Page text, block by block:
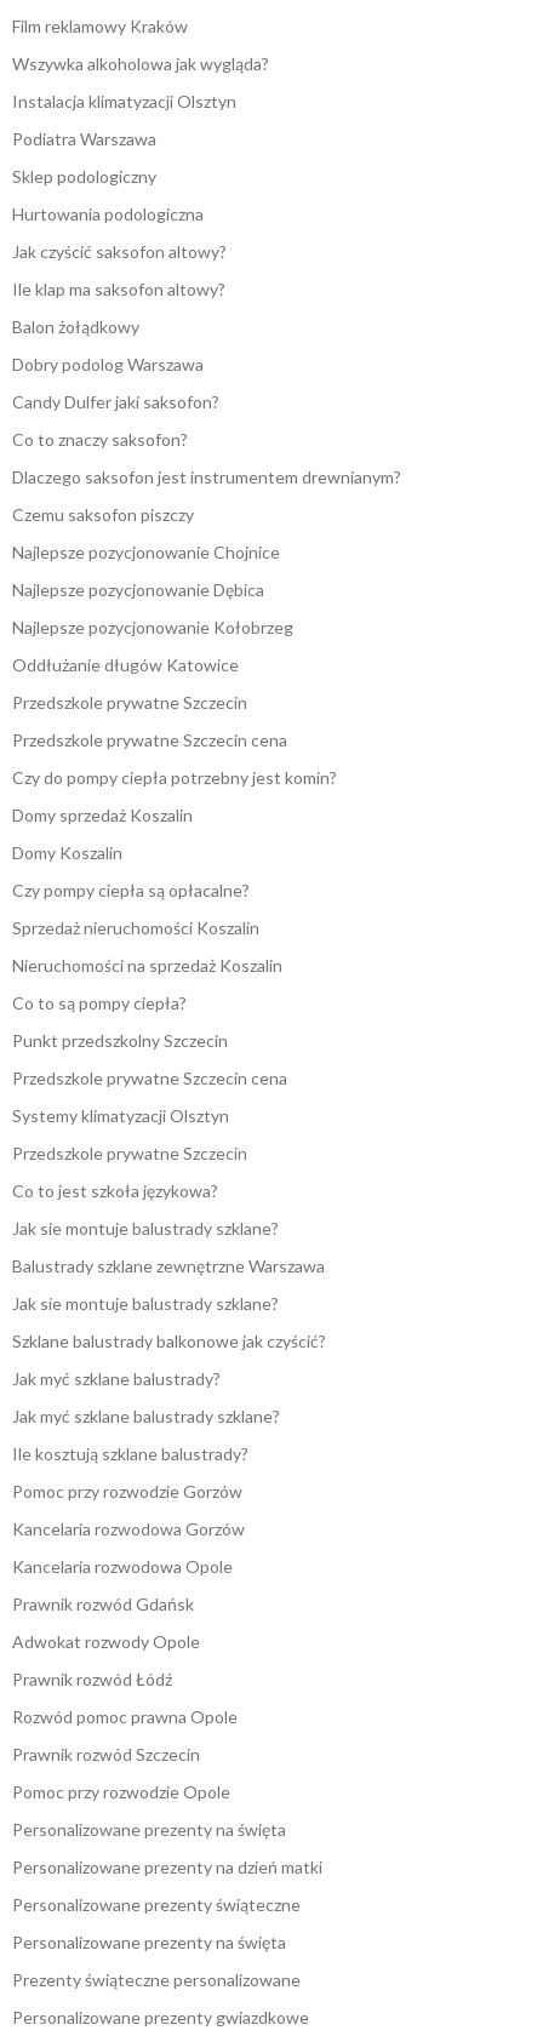
Film reklamowy Kraków
Wszywka alkoholowa jak wygląda?
Instalacja klimatyzacji Olsztyn
Podiatra Warszawa
Sklep podologiczny
Hurtowania podologiczna
Jak czyścić saksofon altowy?
Ile klap ma saksofon altowy?
Balon żołądkowy
Dobry podolog Warszawa
Candy Dulfer jaki saksofon?
Co to znaczy saksofon?
Dlaczego saksofon jest instrumentem drewnianym?
Czemu saksofon piszczy
Najlepsze pozycjonowanie Chojnice
Najlepsze pozycjonowanie Dębica
Najlepsze pozycjonowanie Kołobrzeg
Oddłużanie długów Katowice
Przedszkole prywatne Szczecin
Przedszkole prywatne Szczecin cena
Czy do pompy ciepła potrzebny jest komin?
Domy sprzedaż Koszalin
Domy Koszalin
Czy pompy ciepła są opłacalne?
Sprzedaż nieruchomości Koszalin
Nieruchomości na sprzedaż Koszalin
Co to są pompy ciepła?
Punkt przedszkolny Szczecin
Przedszkole prywatne Szczecin cena
Systemy klimatyzacji Olsztyn
Przedszkole prywatne Szczecin
Co to jest szkoła językowa?
Jak sie montuje balustrady szklane?
Balustrady szklane zewnętrzne Warszawa
Jak sie montuje balustrady szklane?
Szklane balustrady balkonowe jak czyścić?
Jak myć szklane balustrady?
Jak myć szklane balustrady szklane?
Ile kosztują szklane balustrady?
Pomoc przy rozwodzie Gorzów
Kancelaria rozwodowa Gorzów
Kancelaria rozwodowa Opole
Prawnik rozwód Gdańsk
Adwokat rozwody Opole
Prawnik rozwód Łódź
Rozwód pomoc prawna Opole
Prawnik rozwód Szczecin
Pomoc przy rozwodzie Opole
Personalizowane prezenty na święta
Personalizowane prezenty na dzień matki
Personalizowane prezenty świąteczne
Personalizowane prezenty na święta
Prezenty świąteczne personalizowane
Personalizowane prezenty gwiazdkowe